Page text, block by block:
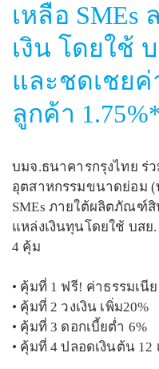
FOLLOW US
เหลือ
เงิน โดยใช้
และชดเชย
ลูกค้า
บมจ.ธนาคารกรุงไทย ร่
อุตสาหกรรมขนาดย่อม (
SMEs ภายใต้ผลิตภัณฑ์สิ
แหล่งเงินทุนโดยใช้ บส
4 คุ้ม
• คุ้มที่ 1 ฟรี! ค่าธรรมเนี
• คุ้มที่ 2 วงเงิน เพิ่ม20%
• คุ้มที่ 3 ดอกเบี้ยต่ำ 6%
• คุ้มที่ 4 ปลอดเงินต้น 12